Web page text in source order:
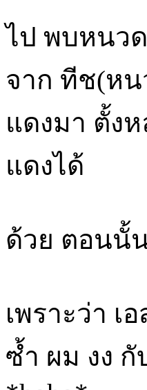
ไป พบหนว
จาก ทีช(ห
แดงมา ตั้ง
แดงได้
ด้วย ตอนนั้
เพราะว่า เ
ซ้ำ ผม งง